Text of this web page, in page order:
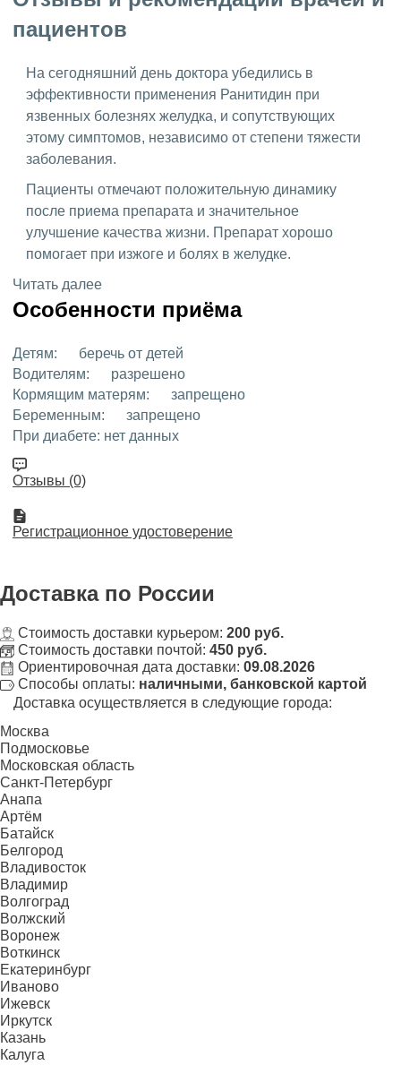
пациентов
На сегодняшний день доктора убедились в
эффективности применения Ранитидин при
язвенных болезнях желудка, и сопутствующих
этому симптомов, независимо от степени тяжести
заболевания.
Пациенты отмечают положительную динамику
после приема препарата и значительное
улучшение качества жизни. Препарат хорошо
помогает при изжоге и болях в желудке.
Читать далее
Особенности приёма
Детям:
беречь от детей
Водителям:
разрешено
Кормящим матерям:
запрещено
Беременным:
запрещено
При диабете: нет данных
Отзывы (0)
Регистрационное удостоверение
Доставка по России
Стоимость доставки курьером: 200 руб.
Стоимость доставки почтой: 450 руб.
Ориентировочная дата доставки: 09.08.2026
Способы оплаты: наличными, банковской картой
Доставка осуществляется в следующие города:
Москва
Подмосковье
Московская область
Санкт-Петербург
Анапа
Артём
Батайск
Белгород
Владивосток
Владимир
Волгоград
Волжский
Воронеж
Воткинск
Екатеринбург
Иваново
Ижевск
Иркутск
Казань
Калуга